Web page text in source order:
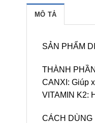
MÔ TẢ
SẢN PHẨM
THÀNH
CANXI: Giúp
VITAMIN K2:
CÁCH DÙNG